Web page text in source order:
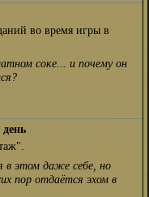
во время игры в
соке... и почему он
в этом даже себе, но
пор отдаётся эхом в